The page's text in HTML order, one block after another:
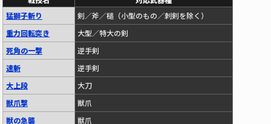
猛獅子斬り
剣／斧／槌（小型のもの／刺剣を除く）
重力回転突き
大型／特大の剣
死角の一撃
逆手剣
速斬
逆手剣
大上段
大刀
獣爪撃
獣爪
獣の急襲
獣爪